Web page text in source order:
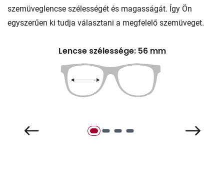
szemüveglencse szélességét és magasságát. Így Ön
egyszerűen ki tudja választani a megfelelő szemüveget.
Lencse szélessége: 56 mm